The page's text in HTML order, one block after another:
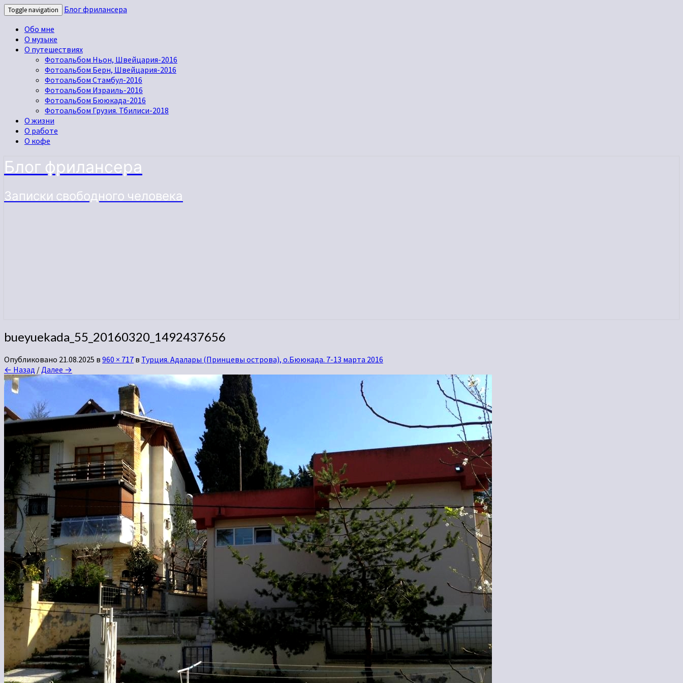
Toggle navigation
Блог фрилансера
Обо мне
О музыке
О путешествиях
Фотоальбом Ньон, Швейцария-2016
Фотоальбом Берн, Швейцария-2016
Фотоальбом Стамбул-2016
Фотоальбом Израиль-2016
Фотоальбом Бююкада-2016
Фотоальбом Грузия. Тбилиси-2018
О жизни
О работе
О кофе
Блог фрилансера
Записки свободного человека
bueyuekada_55_20160320_1492437656
Опубликовано 21.08.2025 в 960 × 717 в Турция. Адалары (Принцевы острова), о.Бююкада. 7-13 марта 2016
← Назад /Далее →